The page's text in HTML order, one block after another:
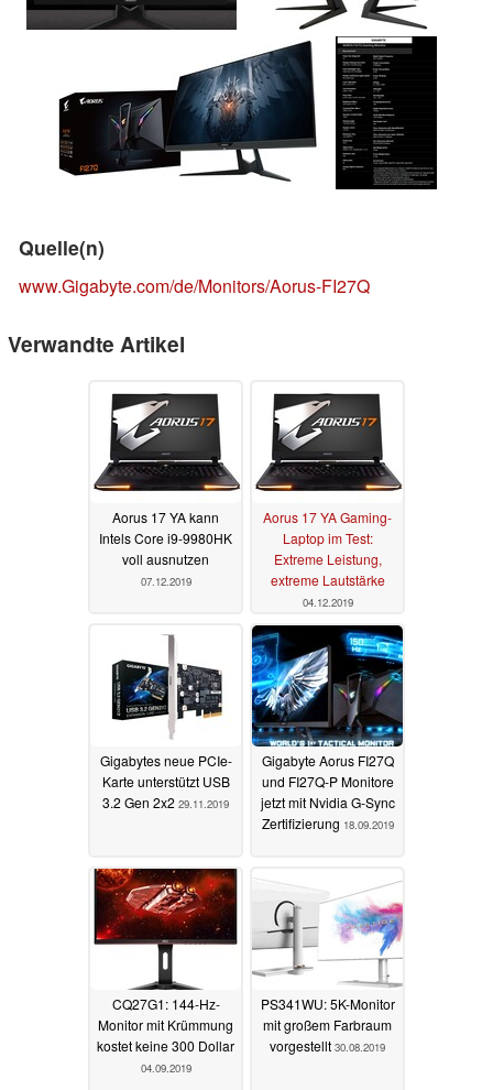
Quelle(n)
www.Gigabyte.com/de/Monitors/Aorus-FI27Q
Verwandte Artikel
Aorus 17 YA kann
Intels Core i9-9980HK
voll ausnutzen
07.12.2019
Aorus 17 YA Gaming-
Laptop im Test:
Extreme Leistung,
extreme Lautstärke
04.12.2019
Gigabytes neue PCIe-
Karte unterstützt USB
3.2 Gen 2x2 29.11.2019
Gigabyte Aorus FI27Q
und FI27Q-P Monitore
jetzt mit Nvidia G-Sync
Zertifizierung 18.09.2019
CQ27G1: 144-Hz-
Monitor mit Krümmung
kostet keine 300 Dollar
04.09.2019
PS341WU: 5K-Monitor
mit großem Farbraum
vorgestellt 30.08.2019